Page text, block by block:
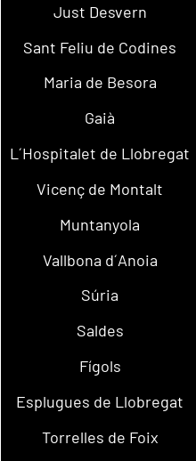
Just Desvern
Sant Feliu de Codines
Maria de Besora
Gaià
L´Hospitalet de Llobregat
Vicenç de Montalt
Muntanyola
Vallbona d´Anoia
Súria
Saldes
Fígols
Esplugues de Llobregat
Torrelles de Foix